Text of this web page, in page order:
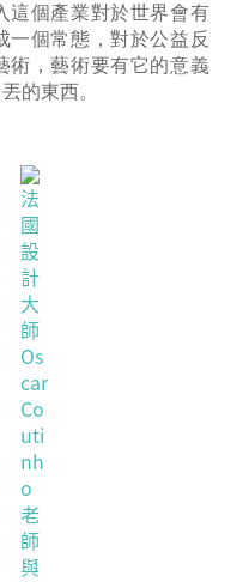
這個產業對於世界會有
一個常態，對於公益反
術，藝術要有它的意義
的東西。